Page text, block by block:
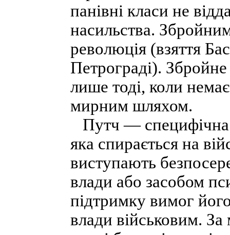
панівні класи не
насильства.
революція (взяття
Петрограді).
лише тоді, коли
мирним шляхом.
Путч — специфічна
яка спирається на
виступають
влади або засобом
підтримку вимог
влади військовим.